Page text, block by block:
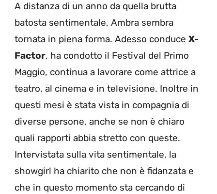
A distanza di un anno da quella brutta
batosta sentimentale, Ambra sembra
tornata in piena forma. Adesso conduce X-
Factor, ha condotto il Festival del Primo
Maggio, continua a lavorare come attrice a
teatro, al cinema e in televisione. Inoltre in
questi mesi è stata vista in compagnia di
diverse persone, anche se non è chiaro
quali rapporti abbia stretto con queste.
Intervistata sulla vita sentimentale, la
showgirl ha chiarito che non è fidanzata e
che in questo momento sta cercando di